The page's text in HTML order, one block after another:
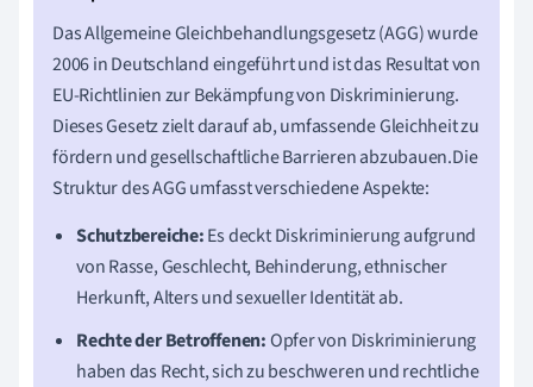
Das Allgemeine Gleichbehandlungsgesetz (AGG) wurde
2006 in Deutschland eingeführt und ist das Resultat von
EU-Richtlinien zur Bekämpfung von Diskriminierung.
Dieses Gesetz zielt darauf ab, umfassende Gleichheit zu
fördern und gesellschaftliche Barrieren abzubauen.Die
Struktur des AGG umfasst verschiedene Aspekte:
Schutzbereiche:Es deckt Diskriminierung aufgrund
von Rasse, Geschlecht, Behinderung, ethnischer
Herkunft, Alters und sexueller Identität ab.
Rechte der Betroffenen:Opfer von Diskriminierung
haben das Recht, sich zu beschweren und rechtliche